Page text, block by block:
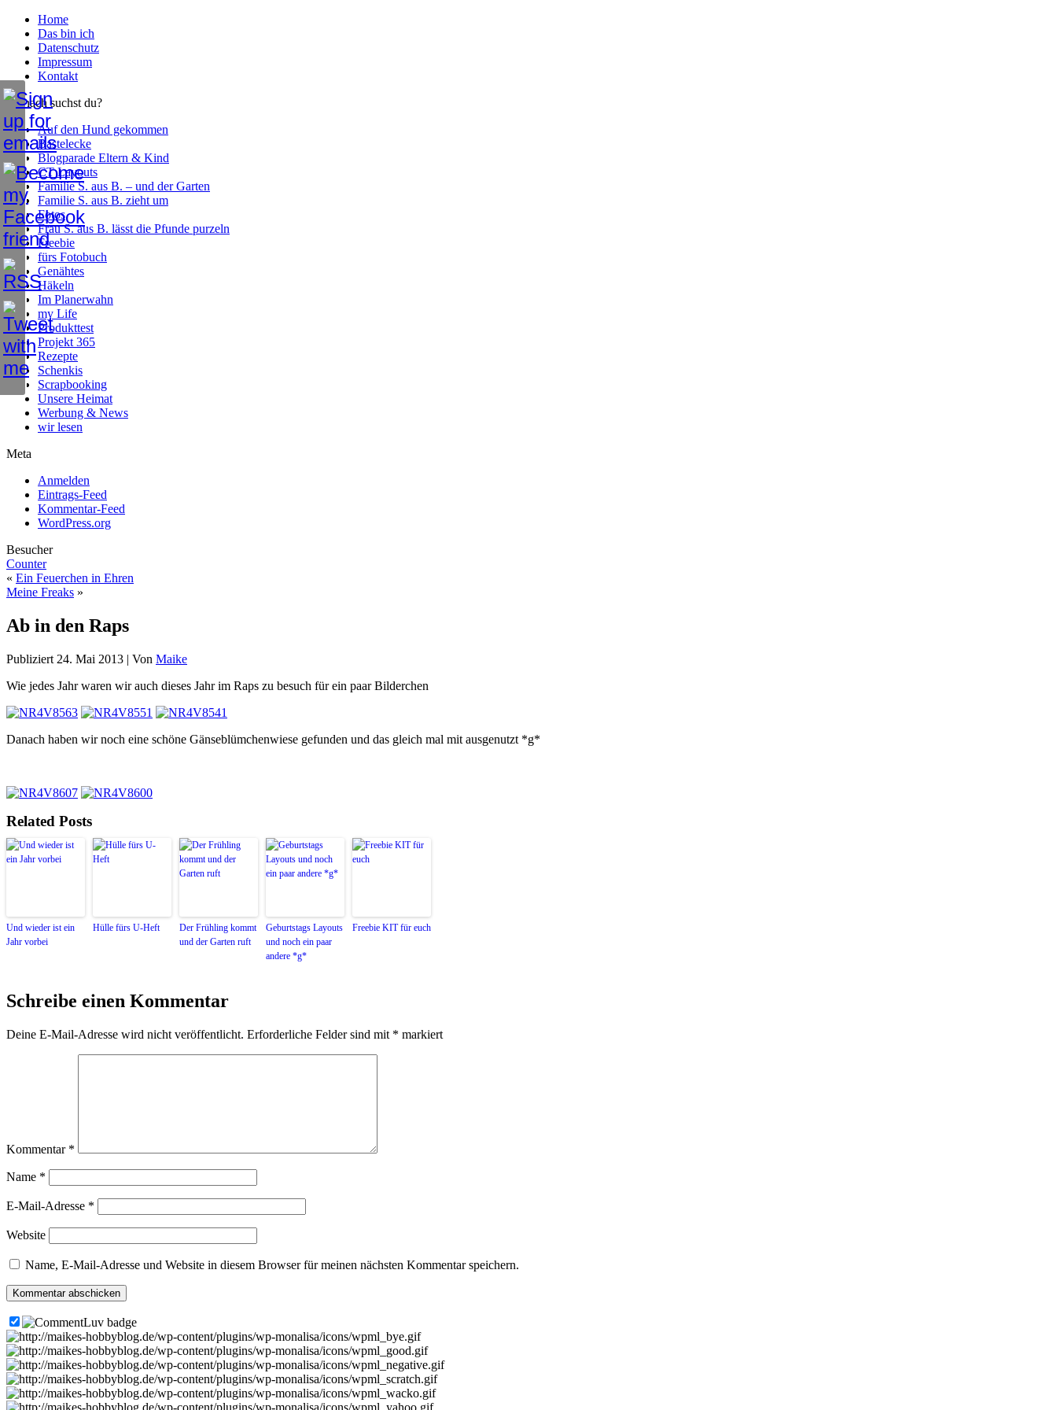
Home
Das bin ich
Datenschutz
Impressum
Kontakt
Wonach suchst du?
Auf den Hund gekommen
Bastelecke
Blogparade Eltern & Kind
CT Layouts
Familie S. aus B. – und der Garten
Familie S. aus B. zieht um
Fotos
Frau S. aus B. lässt die Pfunde purzeln
Freebie
fürs Fotobuch
Genähtes
Häkeln
Im Planerwahn
my Life
Produkttest
Projekt 365
Rezepte
Schenkis
Scrapbooking
Unsere Heimat
Werbung & News
wir lesen
Meta
Anmelden
Eintrags-Feed
Kommentar-Feed
WordPress.org
Besucher
Counter
« Ein Feuerchen in Ehren
Meine Freaks »
Ab in den Raps
Publiziert 24. Mai 2013 | Von Maike
Wie jedes Jahr waren wir auch dieses Jahr im Raps zu besuch für ein paar Bilderchen
Danach haben wir noch eine schöne Gänseblümchenwiese gefunden und das gleich mal mit ausgenutzt *g*
Related Posts
Und wieder ist ein
Jahr vorbei
Hülle fürs U-Heft
Der Frühling kommt
und der Garten ruft
Geburtstags Layouts
und noch ein paar
andere *g*
Freebie KIT für euch
Schreibe einen Kommentar
Deine E-Mail-Adresse wird nicht veröffentlicht. Erforderliche Felder sind mit * markiert
Kommentar *
Name *
E-Mail-Adresse *
Website
Name, E-Mail-Adresse und Website in diesem Browser für meinen nächsten Kommentar speichern.